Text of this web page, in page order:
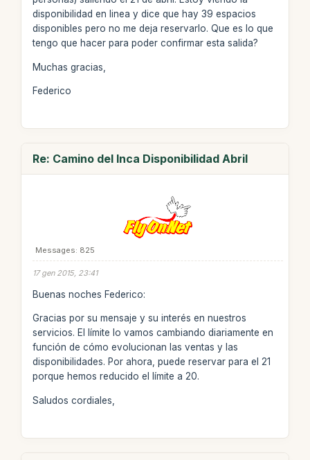
disponibilidad en linea y dice que hay 39 espacios
disponibles pero no me deja reservarlo. Que es lo que
tengo que hacer para poder confirmar esta salida?
Muchas gracias,
Federico
Re: Camino del Inca Disponibilidad Abril
Messages: 825
17 gen 2015, 23:41
Buenas noches Federico:
Gracias por su mensaje y su interés en nuestros
servicios. El límite lo vamos cambiando diariamente en
función de cómo evolucionan las ventas y las
disponibilidades. Por ahora, puede reservar para el 21
porque hemos reducido el límite a 20.
Saludos cordiales,